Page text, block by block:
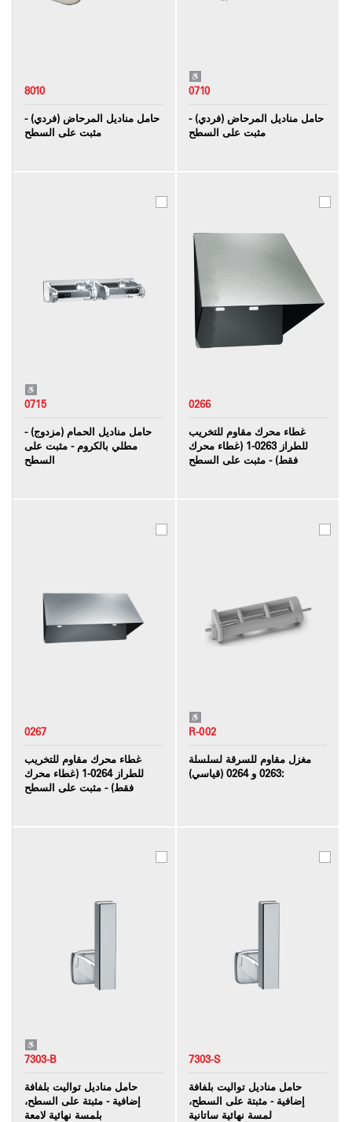
8010
حامل مناديل المرحاض (فردي) -
مثبت على السطح
0710
حامل مناديل المرحاض (فردي) -
مثبت على السطح
0715
حامل مناديل الحمام (مزدوج) -
مطلي بالكروم - مثبت على
السطح
0266
غطاء محرك مقاوم للتخريب
للطراز 0263-1 (غطاء محرك
فقط) - مثبت على السطح
0267
غطاء محرك مقاوم للتخريب
للطراز 0264-1 (غطاء محرك
فقط) - مثبت على السطح
R-002
مغزل مقاوم للسرقة لسلسلة
0263 و 0264 (قياسي):
7303-B
حامل مناديل تواليت بلفافة
إضافية - مثبتة على السطح،
بلمسة نهائية لامعة
7303-S
حامل مناديل تواليت بلفافة
إضافية - مثبتة على السطح،
لمسة نهائية ساتانية